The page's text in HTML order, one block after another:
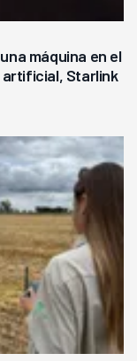
máquina en el
artificial, Starlink